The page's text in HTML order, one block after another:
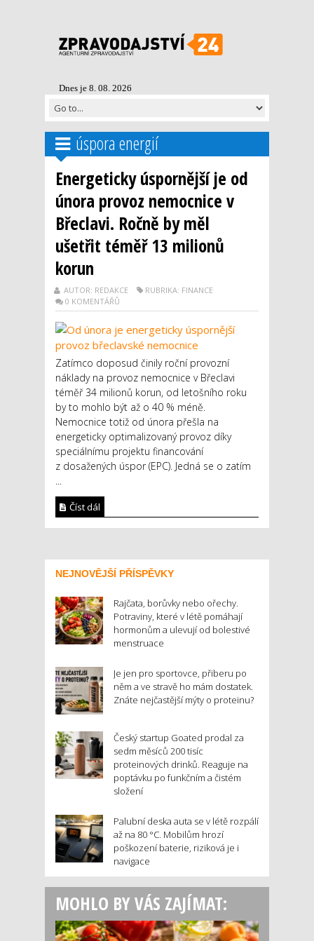
Dnes je 8. 08. 2026
úspora energií
Energeticky úspornější je od
února provoz nemocnice v
Břeclavi. Ročně by měl
ušetřit téměř 13 milionů
korun
AUTOR: REDAKCE
RUBRIKA: FINANCE
0 KOMENTÁŘŮ
Zatímco doposud činily roční provozní
náklady na provoz nemocnice v Břeclavi
téměř 34 milionů korun, od letošního roku
by to mohlo být až o 40 % méně.
Nemocnice totiž od února přešla na
energeticky optimalizovaný provoz díky
speciálnímu projektu financování
z dosažených úspor (EPC). Jedná se o zatím
Číst dál
NEJNOVĚJŠÍ PŘÍSPĚVKY
Rajčata, borůvky nebo ořechy.
Potraviny, které v létě pomáhají
hormonům a ulevují od bolestivé
menstruace
Je jen pro sportovce, přiberu po
něm a ve stravě ho mám dostatek.
Znáte nejčastější mýty o proteinu?
Český startup Goated prodal za
sedm měsíců 200 tisíc
proteinových drinků. Reaguje na
poptávku po funkčním a čistém
složení
Palubní deska auta se v létě rozpálí
až na 80 °C. Mobilům hrozí
poškození baterie, riziková je i
navigace
MOHLO BY VÁS ZAJÍMAT: